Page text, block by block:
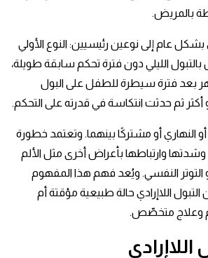
بالمريض.
بشكل عام إلى نوعين رئيسيين: النوع الأولي
الليلي دون فترة تحكم سابقة طويلة،
بعد فترة سيطرة للطفل على البول
ثم حدثت انتكاسة في قدرته على التحكم.
أو النهاري أو مشتركًا بينهما. وتعتمد خطورة
وشدتها وارتباطها بأعراض أخرى مثل الألم
أو التوتر النفسي. ويُعد فهم هذا المفهوم
التبول اللاإرادي حالة طبيعية مؤقتة أم
وعلاج متخصّص.
اللاإرادي